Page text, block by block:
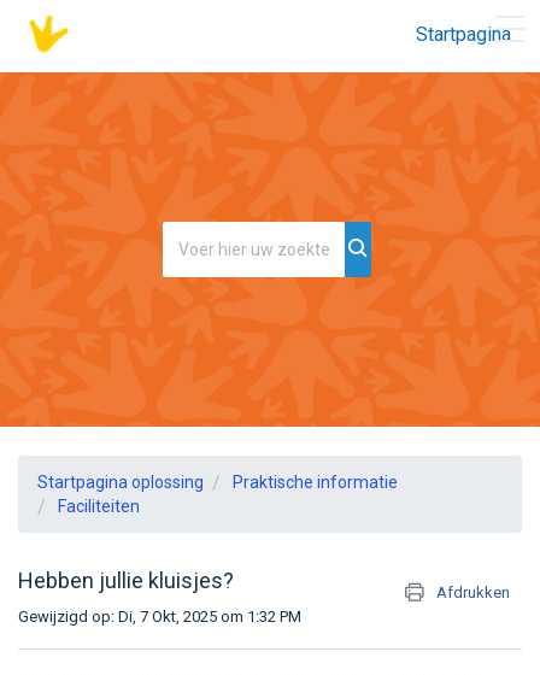
Startpagina
Startpagina oplossing
Praktische informatie
Faciliteiten
Hebben jullie kluisjes?
Afdrukken
Gewijzigd op: Di, 7 Okt, 2025 om 1:32 PM